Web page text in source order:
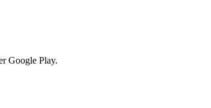
Google Play.